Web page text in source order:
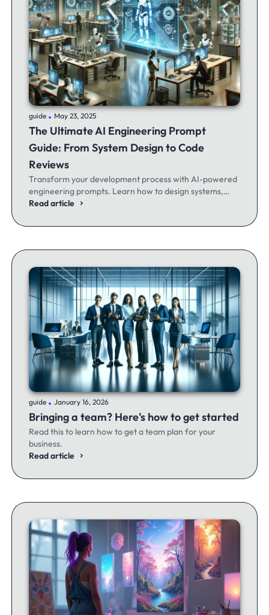
guide .May 23, 2025
The Ultimate AI Engineering Prompt
Guide: From System Design to Code
Reviews
Transform your development process with AI-powered
engineering prompts. Learn how to design systems,
optimize code, and build better software - whether
Read article
guide .January 16, 2026
Bringing a team? Here's how to get started
Read this to learn how to get a team plan for your
business.
Read article